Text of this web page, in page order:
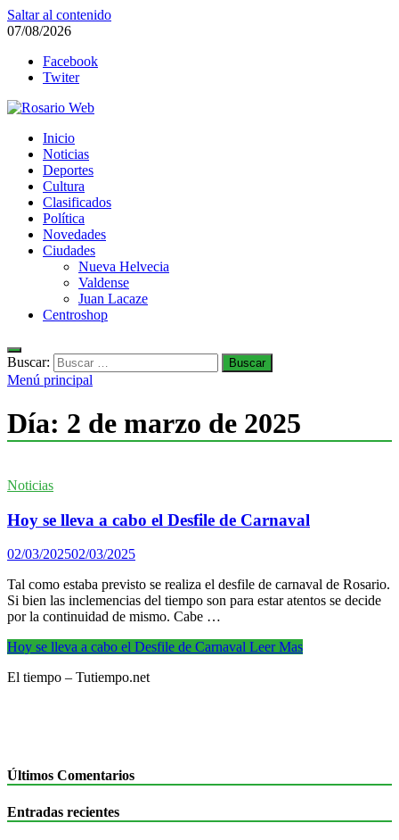
Saltar al contenido
07/08/2026
Facebook
Twiter
Rosario Web
Todas la noticias de Rosario y la zona
Inicio
Noticias
Deportes
Cultura
Clasificados
Política
Novedades
Ciudades
Nueva Helvecia
Valdense
Juan Lacaze
Centroshop
Buscar:
Menú principal
Día: 2 de marzo de 2025
Noticias
Hoy se lleva a cabo el Desfile de Carnaval
02/03/202502/03/2025
Tal como estaba previsto se realiza el desfile de carnaval de Rosario.
Si bien las inclemencias del tiempo son para estar atentos se decide
por la continuidad de mismo. Cabe …
Hoy se lleva a cabo el Desfile de Carnaval Leer Mas
El tiempo – Tutiempo.net
Últimos Comentarios
Entradas recientes